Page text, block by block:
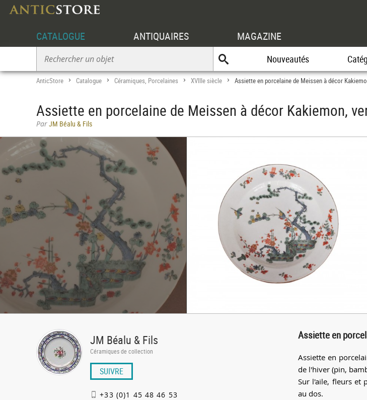
CATALOGUE ANTIQUAIRES MAGAZINE
Nouveautés
AnticStore > Catalogue > Céramiques, Porcelaines > XVIIIe siècle > Assiette en porcelaine de Meissen à décor
Assiette en porcelaine de Meissen à décor Kakiemon,
ParJM Béalu & Fils
JM Béalu & Fils
Céramiques de collection
SUIVRE
+33 (0)1 45 48 46 53
Assiette en
Assiette en
de l'hiver (pin,
Sur l'aile, fleurs et
au dos.